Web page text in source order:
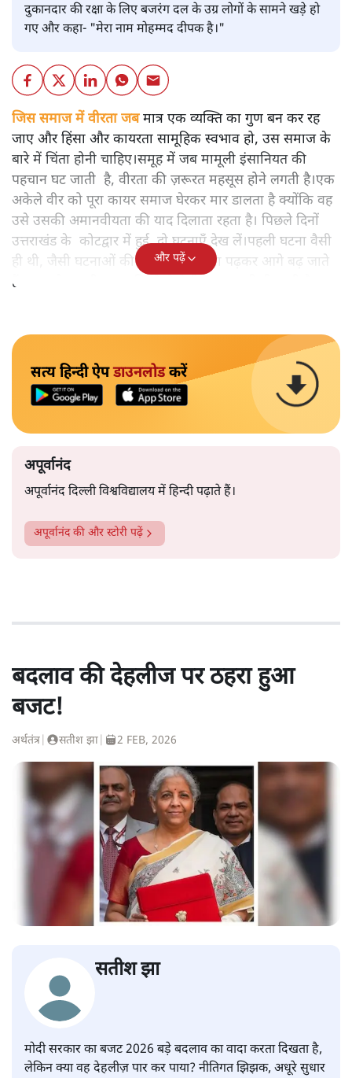
दुकानदार की रक्षा के लिए बजरंग दल के उग्र लोगों के सामने खड़े हो
गए और कहा- "मेरा नाम मोहम्मद दीपक है।"
जिस समाज में वीरता जबमात्र एक व्यक्ति का गुण बन कर रह
जाए और हिंसा और कायरता सामूहिक स्वभाव हो, उस समाज के
बारे में चिंता होनी चाहिए।समूह में जब मामूली इंसानियत की
पहचान घट जाती है, वीरता की ज़रूरत महसूस होने लगती है।एक
अकेले वीर को पूरा कायर समाज घेरकर मार डालता है क्योंकि वह
उसे उसकी अमानवीयता की याद दिलाता रहता है। पिछले दिनों
उत्तराखंड के कोटद्वार में हुई दो घटनाएँ देख लें।पहली घटना वैसी
ही थी, जैसी घटनाओं की खबर हम रोज़ाना पढ़कर आगे बढ़ जाते
हैं।भारत के तक़रीबन हर हिस्से से ऐसी खबर आती ही रहती है।
और पढ़ें
सत्य हिन्दी ऐपडाउनलोडकरें
अपूर्वानंद
अपूर्वानंद दिल्ली विश्वविद्यालय में हिन्दी पढ़ाते हैं।
अपूर्वानंदकी और स्टोरी पढ़ें
बदलाव की देहलीज पर ठहरा हुआ
बजट!
अर्थतंत्र सतीश झा 2 FEB, 2026
सतीश झा
मोदी सरकार का बजट 2026 बड़े बदलाव का वादा करता दिखता है,
लेकिन क्या वह देहलीज़ पार कर पाया? नीतिगत झिझक, अधूरे सुधार